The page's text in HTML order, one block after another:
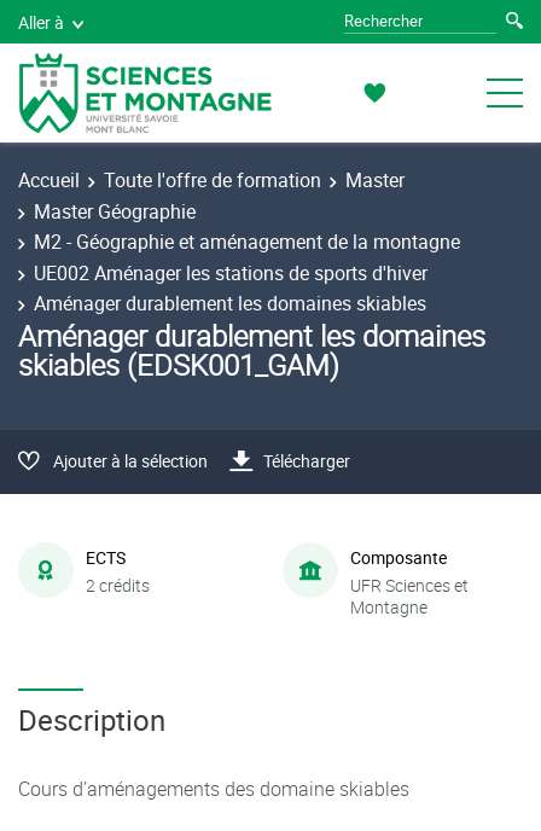
Aller à
Accueil Toute l'offre de formation
Master
Master Géographie
M2 - Géographie et aménagement de la montagne
UE002 Aménager les stations de sports d'hiver
Aménager durablement les domaines skiables
Aménager durablement les domaines
skiables (EDSK001_GAM)
Ajouter à la sélection Télécharger
ECTS
2 crédits
Composante
UFR Sciences et
Montagne
Description
Cours d’aménagements des domaine skiables